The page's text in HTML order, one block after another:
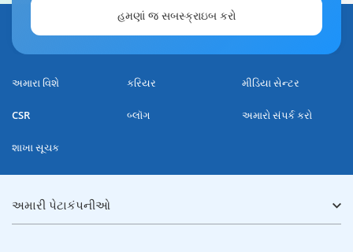
હમણાં જ સબસ્ક્રાઇબ કરો
અમારા વિશે કરિયર મીડિયા સેન્ટર
CSR બ્લૉગ અમારો સંપર્ક કરો
શાખા સૂચક
અમારી પેટાકંપનીઓ